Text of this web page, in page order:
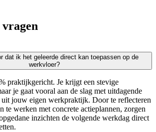
vragen
dat ik het geleerde direct kan toepassen op de
werkvloer?
praktijkgericht. Je krijgt een stevige
je gaat vooral aan de slag met uitdagende
uit jouw eigen werkpraktijk. Door te reflecteren
te werken met concrete actieplannen, zorgen
inzichten de volgende werkdag direct